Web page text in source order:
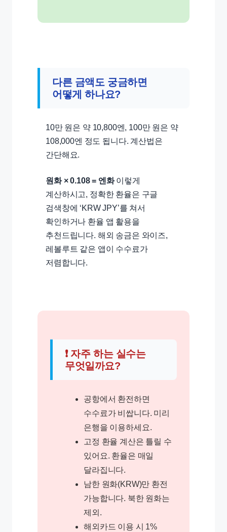
다른 금액도 궁금하면
어떻게 하나요?
10만 원은 약 10,800엔, 100만 원은 약
108,000엔 정도 됩니다. 계산법은
간단해요.
원화 × 0.108 = 엔화이렇게
계산하시고, 정확한 환율은 구글
검색창에 ‘KRW JPY’를 쳐서
확인하거나 환율 앱 활용을
추천드립니다. 해외 송금은 와이즈,
레볼루트 같은 앱이 수수료가
저렴합니다.
❗ 자주 하는 실수는
무엇일까요?
공항에서 환전하면
수수료가 비쌉니다. 미리
은행을 이용하세요.
고정 환율 계산은 틀릴 수
있어요. 환율은 매일
달라집니다.
남한 원화(KRW)만 환전
가능합니다. 북한 원화는
제외.
해외카드 이용 시 1%